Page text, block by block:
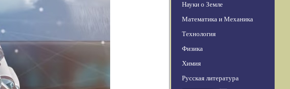
Науки о Земле
Математика и Механика
Технология
Физика
Химия
Русская литература